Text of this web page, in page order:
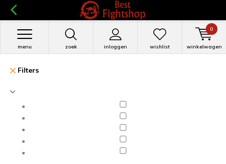
zoek inloggen
menu wishlist winkelwagen
0
Filters